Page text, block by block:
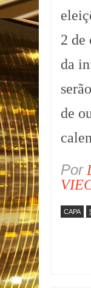
2 de
da
de
Por
CAPA